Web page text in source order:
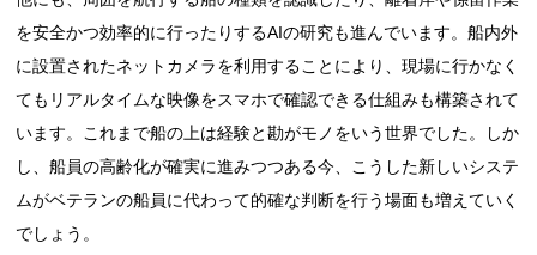
を安全かつ効率的に行ったりするAIの研究も進んでいます。船内外
に設置されたネットカメラを利用することにより、現場に行かなく
てもリアルタイムな映像をスマホで確認できる仕組みも構築されて
います。これまで船の上は経験と勘がモノをいう世界でした。しか
し、船員の高齢化が確実に進みつつある今、こうした新しいシステ
ムがベテランの船員に代わって的確な判断を行う場面も増えていく
でしょう。